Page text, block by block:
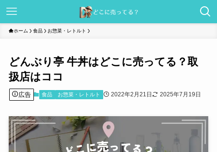
ホーム 食品 お惣菜・レトルト
どんぶり亭 牛丼はどこに売ってる？取
扱店はココ
広告 食品 お惣菜・レトルト 2022年2月21日 2025年7月19日